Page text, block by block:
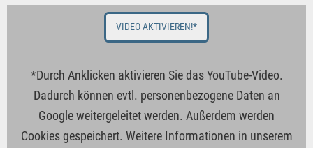
VIDEO AKTIVIEREN!*
*Durch Anklicken aktivieren Sie das YouTube-Video.
Dadurch können evtl. personenbezogene Daten an
Google weitergeleitet werden. Außerdem werden
Cookies gespeichert. Weitere Informationen in unserem